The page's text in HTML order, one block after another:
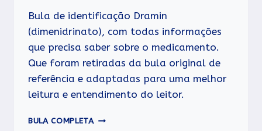
Bula de identificação Dramin
(dimenidrinato), com todas informações
que precisa saber sobre o medicamento.
Que foram retiradas da bula original de
referência e adaptadas para uma melhor
leitura e entendimento do leitor.
BULA COMPLETA DRAMIN